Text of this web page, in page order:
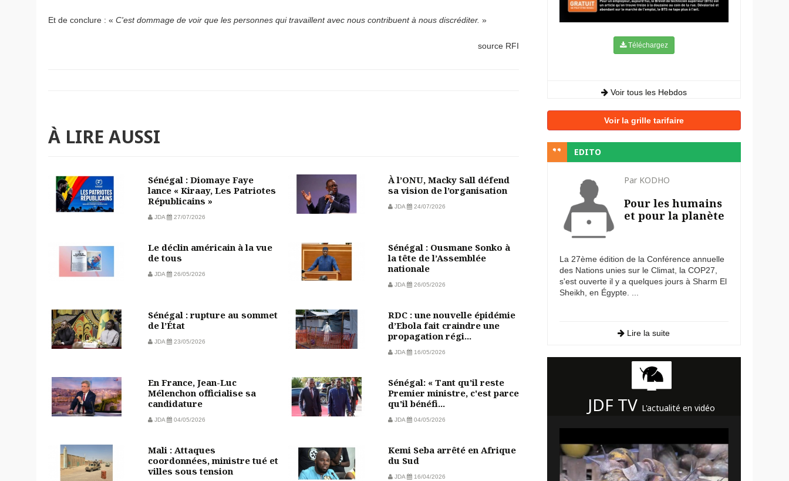
Et de conclure : « C'est dommage de voir que les personnes qui travaillent avec nous contribuent à nous discréditer. »
source RFI
À LIRE AUSSI
Sénégal : Diomaye Faye
lance « Kiraay, Les Patriotes
Républicains »
JDA 27/07/2026
À l’ONU, Macky Sall défend
sa vision de l’organisation
JDA 24/07/2026
Le déclin américain à la vue
de tous
JDA 26/05/2026
Sénégal : Ousmane Sonko à
la tête de l’Assemblée
nationale
JDA 26/05/2026
Sénégal : rupture au sommet
de l’État
JDA 23/05/2026
RDC : une nouvelle épidémie
d’Ebola fait craindre une
propagation régi...
JDA 16/05/2026
En France, Jean-Luc
Mélenchon officialise sa
candidature
JDA 04/05/2026
Sénégal: « Tant qu'il reste
Premier ministre, c'est parce
qu'il bénéfi...
JDA 04/05/2026
Mali : Attaques
coordonnées, ministre tué et
villes sous tension
Kemi Seba arrêté en Afrique
du Sud
JDA 16/04/2026
Téléchargez
Voir tous les Hebdos
Voir la grille tarifaire
EDITO
Par KODHO
Pour les humains
et pour la planète
La 27ème édition de la Conférence annuelle
des Nations unies sur le Climat, la COP27,
s'est ouverte il y a quelques jours à Sharm El
Sheikh, en Égypte. ...
Lire la suite
JDF TV L'actualité en vidéo